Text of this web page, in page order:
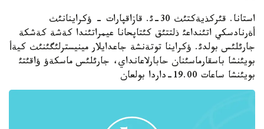
استانا. قئركذيةكتئث 30-ئ. قازاقپارات - ؤكراينانئث
أةرنادسكي اتئنداعئ ذلتتئق كئتاپحانا عيمراتئندا كةشة كةشكة
جارئلئس بولدئ. ؤكراينا توتةنشة جاعدايلار مينيسترلئگئنئث كيةأ
بويئنشا باسقارماسئنان حابارلاعانداي، جارئلئس ماسكةؤ ؤاقئتئ
بويئنشا ساعات 19.00-داردا بولعان